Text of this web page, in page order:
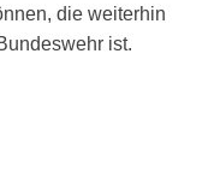
die weiterhin
ist.